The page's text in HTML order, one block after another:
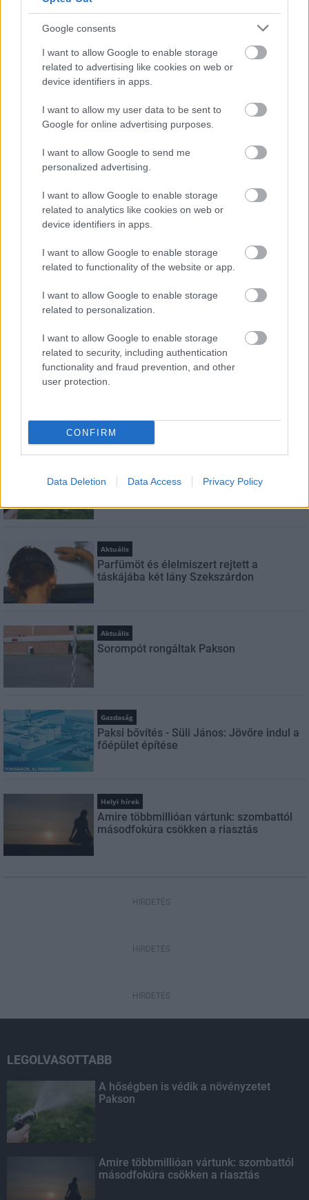
Google consents
I want to allow Google to enable storage
related to advertising like cookies on web or
device identifiers in apps.
I want to allow my user data to be sent to
Google for online advertising purposes.
I want to allow Google to send me
personalized advertising.
I want to allow Google to enable storage
related to analytics like cookies on web or
device identifiers in apps.
I want to allow Google to enable storage
related to functionality of the website or app.
I want to allow Google to enable storage
related to personalization.
I want to allow Google to enable storage
related to security, including authentication
functionality and fraud prevention, and other
user protection.
CONFIRM
Data Deletion Data Access Privacy Policy
Látlelet a hazai víziközművekről?
Egyetlen, fél évszázados vezetéken
Mohács a csata ötszázadik
évfordulójára
HÍRLEVÉL
Feliratkozom a hírlevélre és elfogadom az
adatvédelmi
szabályzatot!
FELIRATKOZÁS
LEGNÉZETTEBB
A hőségben is védik a növényzetet
Aktuális
Parfümöt és élelmiszert rejtett a
táskájába két lány Szekszárdon
Aktuális
Sorompót rongáltak Pakson
Gazdaság
Paksi bővítés - Süli János: Jövőre indul a
főépület építése
Helyi hírek
Amire többmillióan vártunk: szombattól
másodfokúra csökken a riasztás
HIRDETÉS
HIRDETÉS
HIRDETÉS
LEGOLVASOTTABB
A hőségben is védik a növényzetet
Pakson
Amire többmillióan vártunk: szombattól
másodfokúra csökken a riasztás